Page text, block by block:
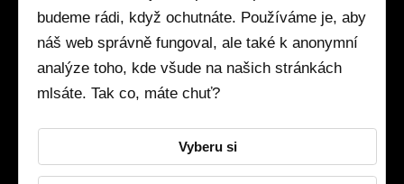
42 Prague
info@42prague.com
Impact report 2024
Zásady zpracování osobních údajů
Nastavení cookies
Ministerstvo průmyslu a obchodu
Ministerstvo místního rozvoje a digitalizace
budeme rádi, když ochutnáte. Používáme je, aby
náš web správně fungoval, ale také k anonymní
analýze toho, kde všude na našich stránkách
mlsáte. Tak co, máte chuť?
Vyberu si